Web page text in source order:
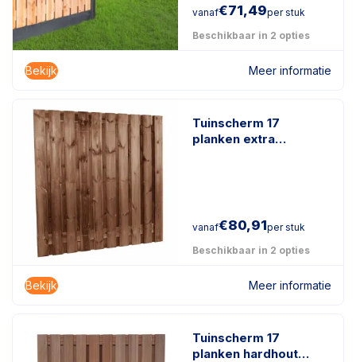
vanaf€71,49per stuk
Beschikbaar in 2 opties
Bekijk Meer informatie
Tuinscherm 17
planken extra
vanaf€80,91per stuk
Beschikbaar in 2 opties
Bekijk Meer informatie
Tuinscherm 17
planken hardhout